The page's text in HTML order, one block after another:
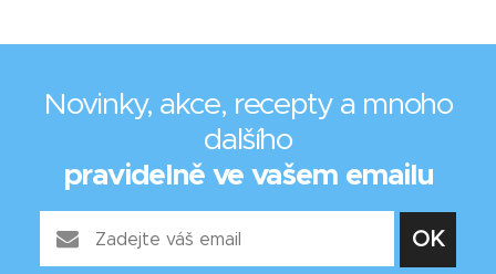
Novinky, akce, recepty a mnoho
dalšího
pravidelně ve vašem emailu